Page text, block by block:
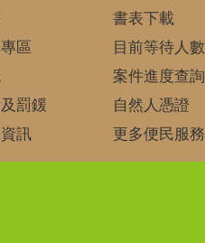
區
罰鍰
訊
書表下載
目前等待人數
案件進度查詢
自然人憑證
更多便民服務